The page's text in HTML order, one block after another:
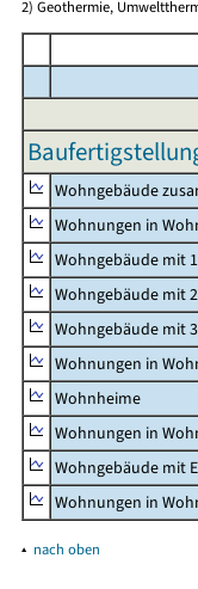
2) Geothermie,
Wohngebäude
Wohnungen in
Wohngebäude mit
Wohngebäude mit
Wohngebäude mit
Wohnungen in
Wohnheime
Wohnungen in
Wohngebäude mit
Wohnungen in
▴ nach oben